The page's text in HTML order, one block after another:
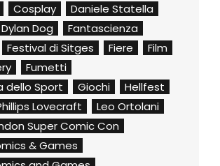
Cosplay
Daniele Statella
Dylan Dog
Fantascienza
Festival di Sitges Fiere
Film
Fumetti
dello Sport
Giochi
Hellfest
Lovecraft
Leo Ortolani
Super Comic Con
& Games